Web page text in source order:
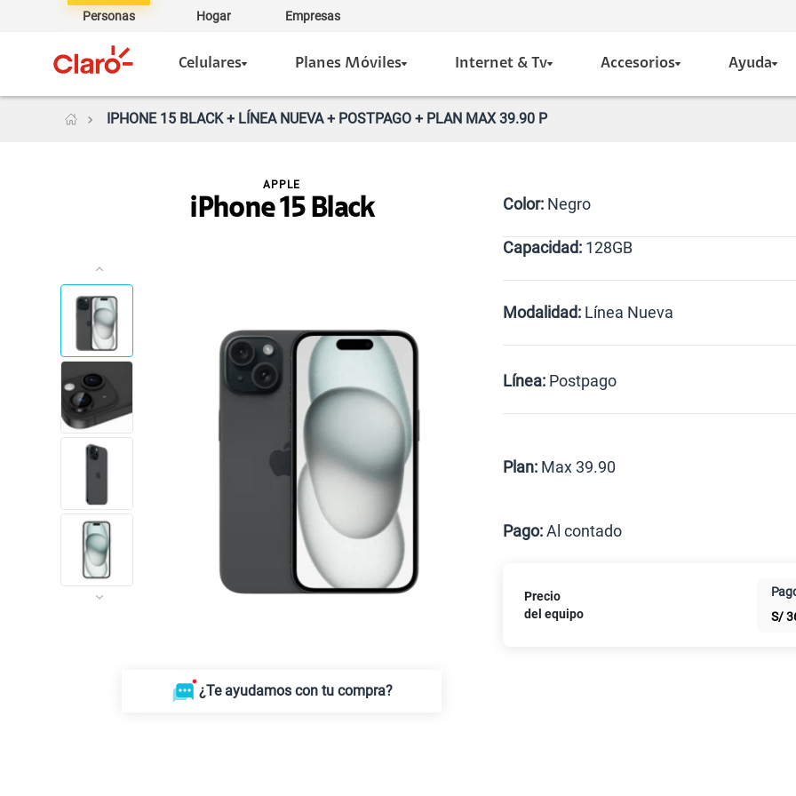
Personas Hogar Empresas
Celulares Planes Móviles Internet & Tv Accesorios Ayuda
IPHONE 15 BLACK + LÍNEA NUEVA + POSTPAGO + PLAN MAX 39.90 P
iPhone 15 Black
APPLE
¿Te ayudamos con tu compra?
Color: Negro
Negro
Capacidad: 128GB
Modalidad: Línea Nueva
Celular liberado
Línea: Postpago
Plan: Max 39.90
Paga solo
Pago:Al contado
Cuotas
Precio
del equipo
S/